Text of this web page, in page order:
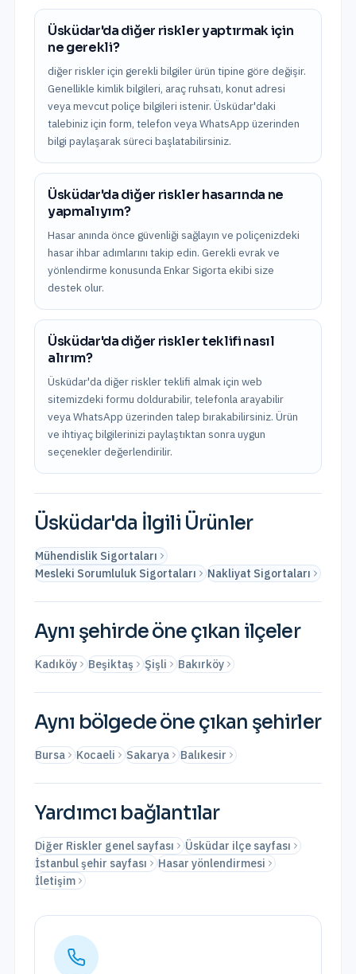
Üsküdar'da diğer riskler yaptırmak için
ne gerekli?
diğer riskler için gerekli bilgiler ürün tipine göre değişir.
Genellikle kimlik bilgileri, araç ruhsatı, konut adresi
veya mevcut poliçe bilgileri istenir. Üsküdar'daki
talebiniz için form, telefon veya WhatsApp üzerinden
bilgi paylaşarak süreci başlatabilirsiniz.
Üsküdar'da diğer riskler hasarında ne
yapmalıyım?
Hasar anında önce güvenliği sağlayın ve poliçenizdeki
hasar ihbar adımlarını takip edin. Gerekli evrak ve
yönlendirme konusunda Enkar Sigorta ekibi size
destek olur.
Üsküdar'da diğer riskler teklifi nasıl
alırım?
Üsküdar'da diğer riskler teklifi almak için web
sitemizdeki formu doldurabilir, telefonla arayabilir
veya WhatsApp üzerinden talep bırakabilirsiniz. Ürün
ve ihtiyaç bilgilerinizi paylaştıktan sonra uygun
seçenekler değerlendirilir.
Üsküdar'da İlgili Ürünler
Mühendislik Sigortaları
Mesleki Sorumluluk Sigortaları
Nakliyat Sigortaları
Aynı şehirde öne çıkan ilçeler
Kadıköy Beşiktaş Şişli Bakırköy
Aynı bölgede öne çıkan şehirler
Bursa Kocaeli Sakarya Balıkesir
Yardımcı bağlantılar
Diğer Riskler genel sayfası
Üsküdar ilçe sayfası
İstanbul şehir sayfası
Hasar yönlendirmesi
İletişim